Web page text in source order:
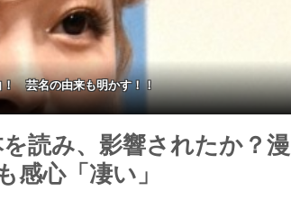
芸名の由来も明かす！！
読み、影響されたか？漫
心「凄い」